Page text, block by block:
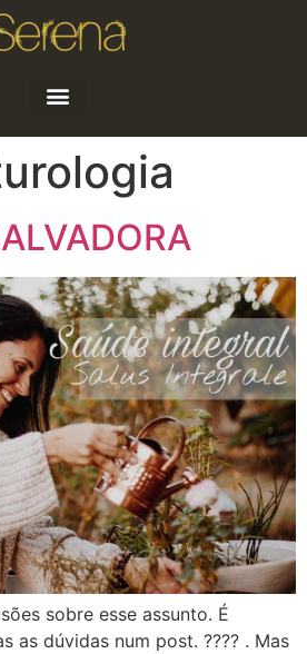
sobre esse assunto. É
as dúvidas num post. ???? . Mas